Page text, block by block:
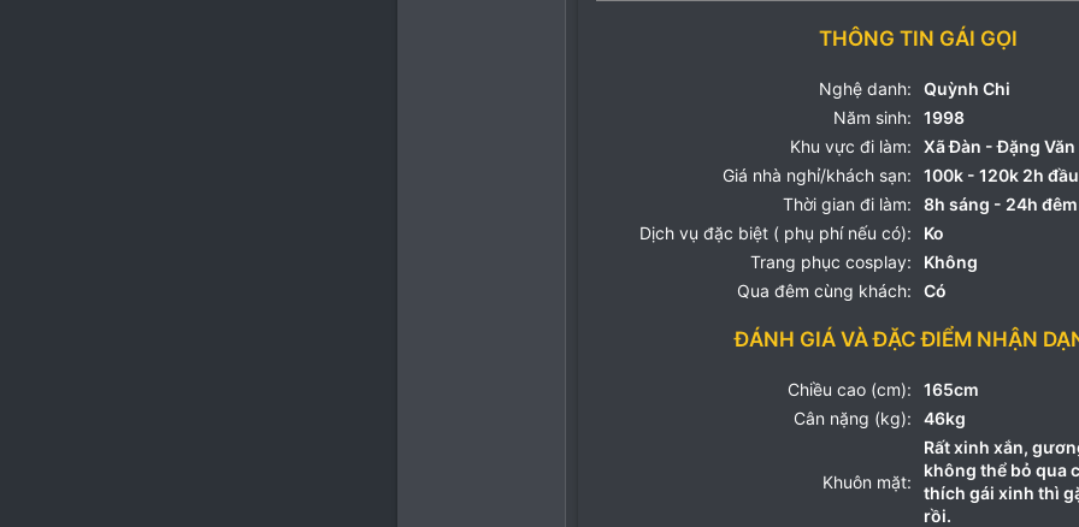
THÔNG TIN GÁI GỌI
Nghệ danh:
Quỳnh Chi
Năm sinh:
1998
Khu vực đi làm:
Xã Đàn - Đặng
Giá nhà nghỉ/khách sạn:
100k - 120k 2h đầu
Thời gian đi làm:
8h sáng - 24h đêm
Dịch vụ đặc biệt ( phụ phí nếu có):
Ko
Trang phục cosplay:
Không
Qua đêm cùng khách:
Có
ĐÁNH GIÁ VÀ ĐẶC ĐIỂM NHẬN
Chiều cao (cm):
165cm
Cân nặng (kg):
46kg
Khuôn mặt:
Rất xinh xắn,
không thể bỏ qua
thích gái xinh thì
rồi.